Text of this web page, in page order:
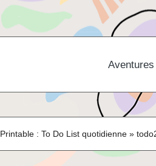
Printable : To Do List quotidienne »